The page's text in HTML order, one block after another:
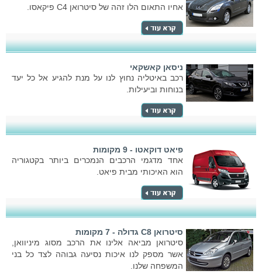
אחיו התאום הלו זהה של סיטרואן C4 פיקאסו.
ניסאן קאשקאי
רכב באיטליה נחוץ לנו על מנת להגיע אל כל יעד
בנוחות וביעילות.
פיאט דוקאטו - 9 מקומות
אחד מדגמי הרכבים הנמכרים ביותר בקטגוריה
הוא האיכותי מבית פיאט.
סיטרואן C8 גדולה - 7 מקומות
סיטרואן מביאה אלינו את הרכב מסוג מיניוואן,
אשר מספק לנו איכות נסיעה גבוהה לצד כל בני
המשפחה שלנו.